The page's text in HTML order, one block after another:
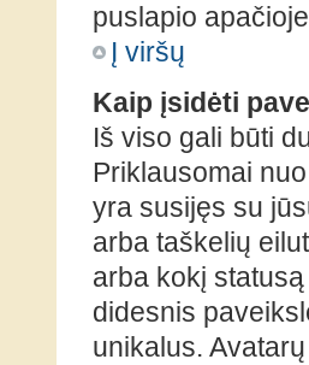
puslapio
Į viršų
Kaip įsidėti
Iš viso gali būti
Priklausomai
yra susijęs su
arba taškelių
arba kokį
didesnis
unikalus.